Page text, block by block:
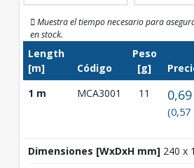
Muestra el tiempo necesario para
en stock.
Length
[m]
Código
Peso
[g]
1 m
MCA3001 11
(0,57
Dimensiones [WxDxH mm] 240 x